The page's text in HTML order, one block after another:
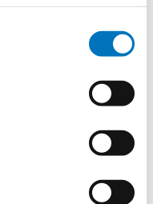
19
2
2 - 6 mm